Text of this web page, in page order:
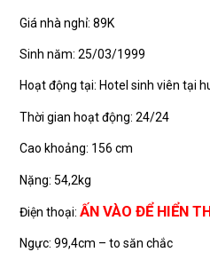
Giá nhà nghỉ: 89K
Sinh năm: 25/03/1999
Hoạt động tại: Hotel sinh viên tại
Thời gian hoạt động: 24/24
Cao khoảng: 156 cm
Nặng: 54,2kg
Điện thoại:ẤN VÀO ĐỂ HIỂN
Ngực: 99,4cm – to săn chắc